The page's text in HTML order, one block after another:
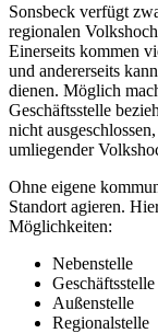
Sonsbeck verfügt
regionalen
Einerseits kommen
und andererseits
dienen. Möglich
Geschäftsstelle
nicht
umliegender
Ohne eigene
Standort agieren.
Möglichkeiten:
Nebenstelle
Geschäftsstelle
Außenstelle
Regionalstelle